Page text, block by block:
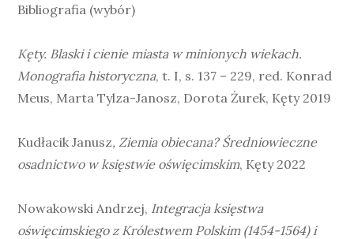
Bibliografia (wybór)
Kęty. Blaski i cienie miasta w minionych wiekach.
Monografia historyczna, t. I, s. 137 – 229, red. Konrad
Meus, Marta Tylza-Janosz, Dorota Żurek, Kęty 2019
Kudłacik Janusz, Ziemia obiecana? Średniowieczne
osadnictwo w księstwie oświęcimskim, Kęty 2022
Nowakowski Andrzej, Integracja księstwa
oświęcimskiego z Królestwem Polskim (1454-1564) i